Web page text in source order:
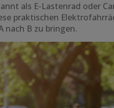
als E-Lastenrad oder
praktischen
nach B zu bringen.